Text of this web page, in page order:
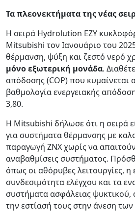
Τα πλεονεκτήματα της νέας
Η σειρά Hydrolution EZY
Mitsubishi τον Ιανουάριο του
θέρμανση, ψύξη και ζεστό νερό
μόνο εξωτερική μονάδα.
απόδοσης (COP) που κυμαίνεται
βαθμολογία ενεργειακής
3,80.
Η Mitsubishi δήλωσε ότι η σειρά
για συστήματα θέρμανσης με
παραγωγή ΖΝΧ χωρίς να
αναβαθμίσεις συστήματος.
όπως οι αθόρυβες λειτουργίες, η
συνδεσιμότητα ελέγχου και τα
συστήματα ασφάλειας ψυκτικού,
την εστίασή τους στην άνεση των